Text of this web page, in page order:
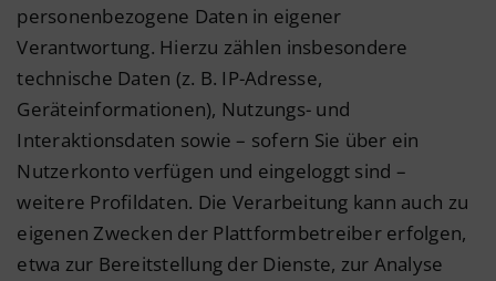
personenbezogene Daten in eigener
Verantwortung. Hierzu zählen insbesondere
technische Daten (z. B. IP-Adresse,
Geräteinformationen), Nutzungs- und
Interaktionsdaten sowie – sofern Sie über ein
Nutzerkonto verfügen und eingeloggt sind –
weitere Profildaten. Die Verarbeitung kann auch zu
eigenen Zwecken der Plattformbetreiber erfolgen,
etwa zur Bereitstellung der Dienste, zur Analyse